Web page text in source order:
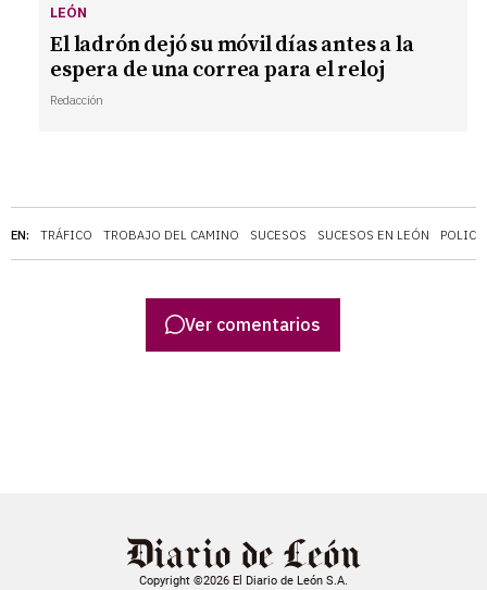
EN: TRÁFICO TROBAJO DEL CAMINO SUCESOS SUCESOS EN LEÓN
LEÓN
El ladrón dejó su móvil días antes a la
espera de una correa para el reloj
Redacción
Ver comentarios
Copyright ©2026 El Diario de León S.A.